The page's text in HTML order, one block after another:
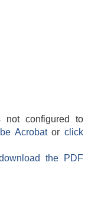
not configured to
Acrobatorclick
the PDF